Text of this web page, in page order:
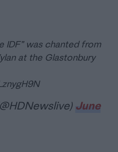
IDF” was chanted from
at the Glastonbury
June